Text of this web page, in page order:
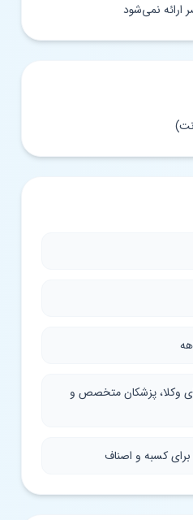
ارائه نمی‌شود
برای وکلا، پزشکان متخصص و